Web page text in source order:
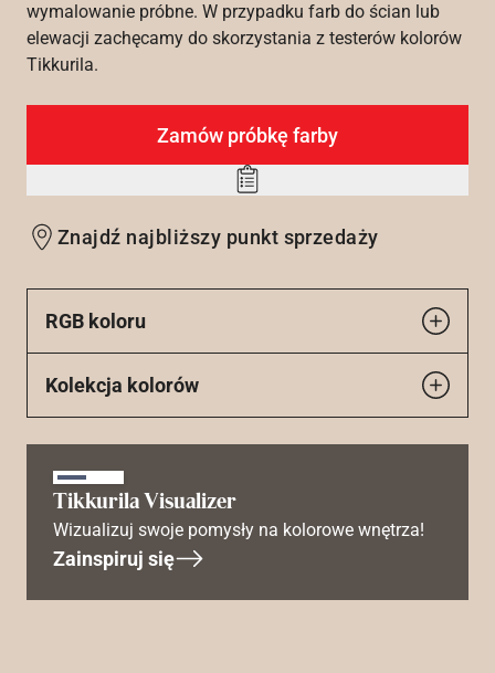
wymalowanie próbne. W przypadku farb do ścian lub
elewacji zachęcamy do skorzystania z testerów kolorów
Tikkurila.
Zamów próbkę farby
Add
wishlist
Znajdź najbliższy punkt sprzedaży
RGB koloru
Kolekcja kolorów
Tikkurila Visualizer
Wizualizuj swoje pomysły na kolorowe wnętrza!
Zainspiruj się